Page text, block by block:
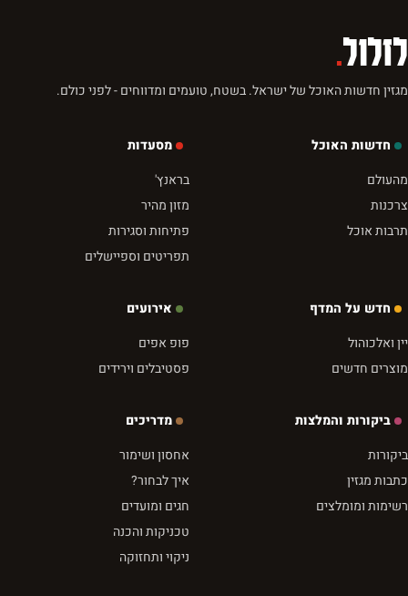
לזלול.
מגזין חדשות האוכל של ישראל. בשטח, טועמים ומדווחים - לפני כולם.
חדשות האוכל
מהעולם
צרכנות
תרבות אוכל
מסעדות
בראנץ'
מזון מהיר
פתיחות וסגירות
תפריטים וספיישלים
חדש על המדף
יין ואלכוהול
מוצרים חדשים
אירועים
פופ אפים
פסטיבלים וירידים
ביקורות והמלצות
ביקורות
כתבות מגזין
רשימות ומומלצים
מדריכים
אחסון ושימור
איך לבחור?
חגים ומועדים
טכניקות והכנה
ניקוי ותחזוקה